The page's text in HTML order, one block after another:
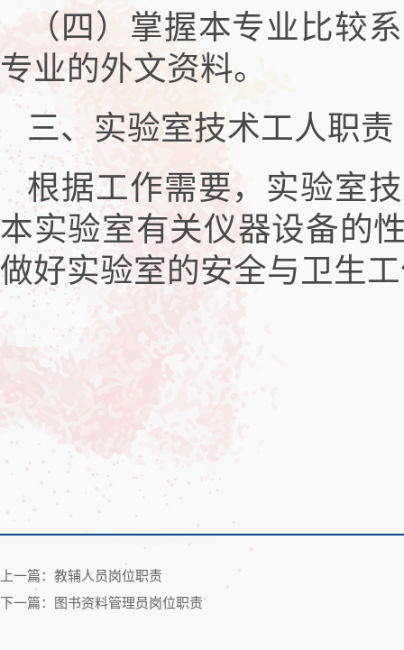
（四）掌握本专业比较
专业的外文资料。
三、实验室技术工人职责
根据工作需要，实验室
本实验室有关仪器设备的
做好实验室的安全与卫生
上一篇：教辅人员岗位职责
下一篇：图书资料管理员岗位职责